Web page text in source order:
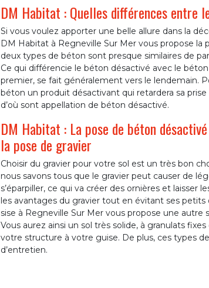
DM Habitat : Quelles différences entre
Si vous voulez apporter une belle allure dans la
DM Habitat à Regneville Sur Mer vous propose
deux types de béton sont presque similaires de
Ce qui différencie le béton désactivé avec le
premier, se fait généralement vers le lendemain.
béton un produit désactivant qui retardera sa
d’où sont appellation de béton désactivé.
DM Habitat : La pose de béton
la pose de gravier
Choisir du gravier pour votre sol est un très bon
nous savons tous que le gravier peut causer de
s’éparpiller, ce qui va créer des ornières et laisser
les avantages du gravier tout en évitant ses
sise à Regneville Sur Mer vous propose une
Vous aurez ainsi un sol très solide, à granulats
votre structure à votre guise. De plus, ces types
d’entretien.